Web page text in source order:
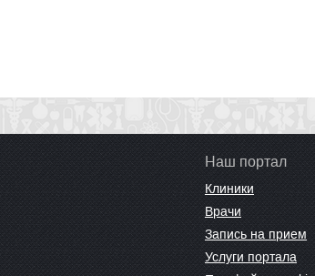
Наш портал
Клиники
Врачи
Запись на прием
Услуги портала